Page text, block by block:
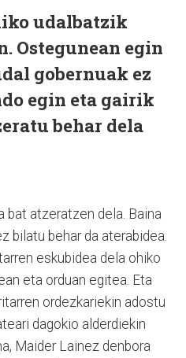
udalbatzik
Ostegunean egin
gobernuak ez
egin eta gairik
behar dela
bat atzeratzen dela. Baina
bilatu behar da aterabidea.
eskubidea dela ohiko
eta orduan egitea. Eta
ordezkariekin adostu
dagokio alderdiekin
Maider Lainez denbora